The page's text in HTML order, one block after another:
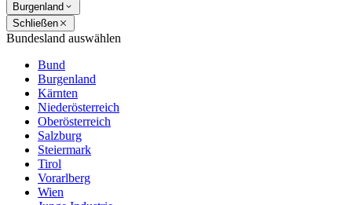
Burgenland
Schließen
Bundesland auswählen
Bund
Burgenland
Kärnten
Niederösterreich
Oberösterreich
Salzburg
Steiermark
Tirol
Vorarlberg
Wien